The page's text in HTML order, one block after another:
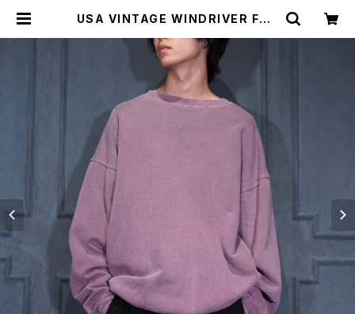
USA VINTAGE WINDRIVER FAD
アメリカ古着フェードデザインリブス
ウェット | Titti Vintage